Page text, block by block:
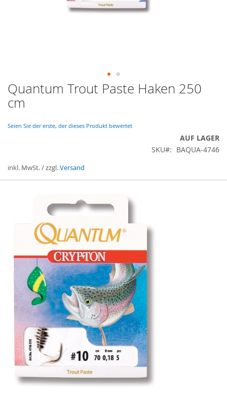
Zum
Anfang
der
springen
Quantum Trout Paste Haken 250
cm
Seien Sie der erste, der dieses Produkt bewertet
AUF LAGER
SKU
BAQUA-4746
inkl. MwSt. / zzgl.Versand